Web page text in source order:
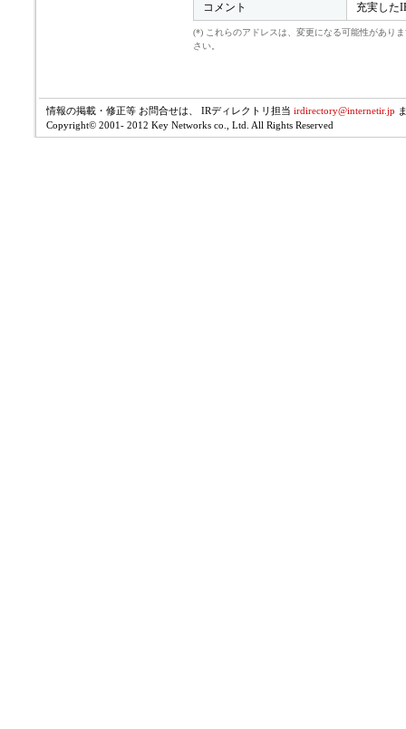
コメント 充実した
(*) これらのアドレスは、変更になる可能性があり
さい。
情報の掲載・修正等 お問合せは、 IRディレクトリ担当 irdirectory@internetir.jp
Copyright© 2001- 2012 Key Networks co., Ltd. All Rights Reserved